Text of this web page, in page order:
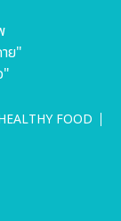
ย"
"
FOOD